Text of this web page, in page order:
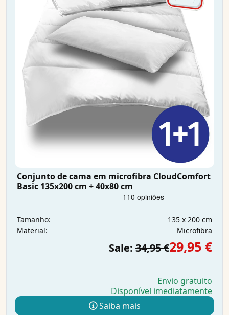
Conjunto de cama em microfibra CloudComfort
Basic 135x200 cm + 40x80 cm
Tamanho:
135 x 200 cm
Material:
Microfibra
Sale: 34,95 €29,95 €
Envio gratuito
Disponível imediatamente
Saiba mais